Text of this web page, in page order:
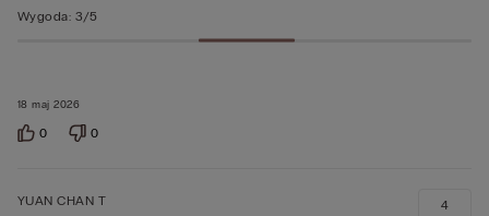
18 maj 2026
Wygoda: 3/5
0 0
YUAN CHAN T
4